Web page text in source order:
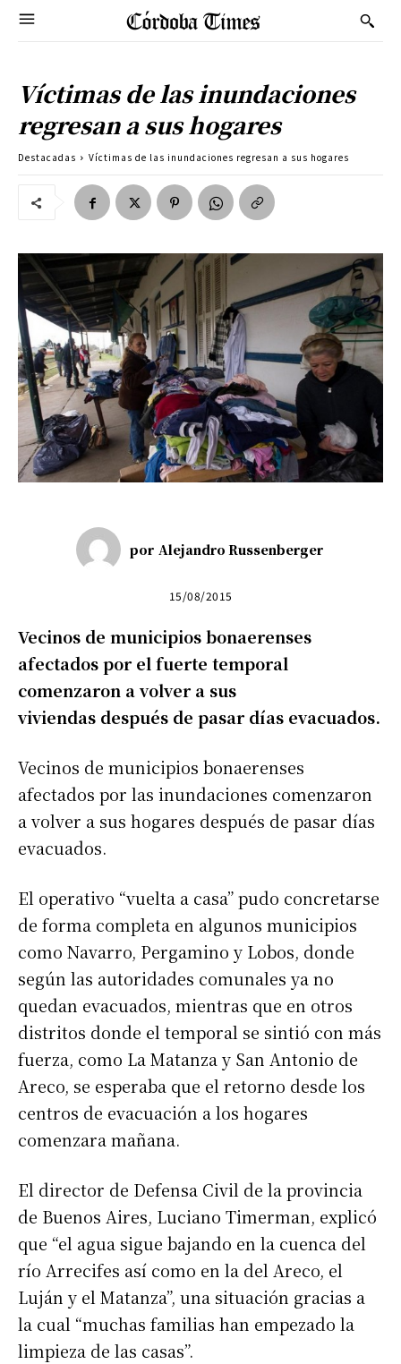
Víctimas de las inundaciones
regresan a sus hogares
Destacadas Víctimas de las inundaciones regresan a sus hogares
por Alejandro Russenberger
15/08/2015
Vecinos de municipios bonaerenses
afectados por el fuerte temporal
comenzaron a volver a sus
viviendas después de pasar días evacuados.
Vecinos de municipios bonaerenses
afectados por las inundaciones comenzaron
a volver a sus hogares después de pasar días
evacuados.
El operativo “vuelta a casa” pudo concretarse
de forma completa en algunos municipios
como Navarro, Pergamino y Lobos, donde
según las autoridades comunales ya no
quedan evacuados, mientras que en otros
distritos donde el temporal se sintió con más
fuerza, como La Matanza y San Antonio de
Areco, se esperaba que el retorno desde los
centros de evacuación a los hogares
comenzara mañana.
El director de Defensa Civil de la provincia
de Buenos Aires, Luciano Timerman, explicó
que “el agua sigue bajando en la cuenca del
río Arrecifes así como en la del Areco, el
Luján y el Matanza”, una situación gracias a
la cual “muchas familias han empezado la
limpieza de las casas”.